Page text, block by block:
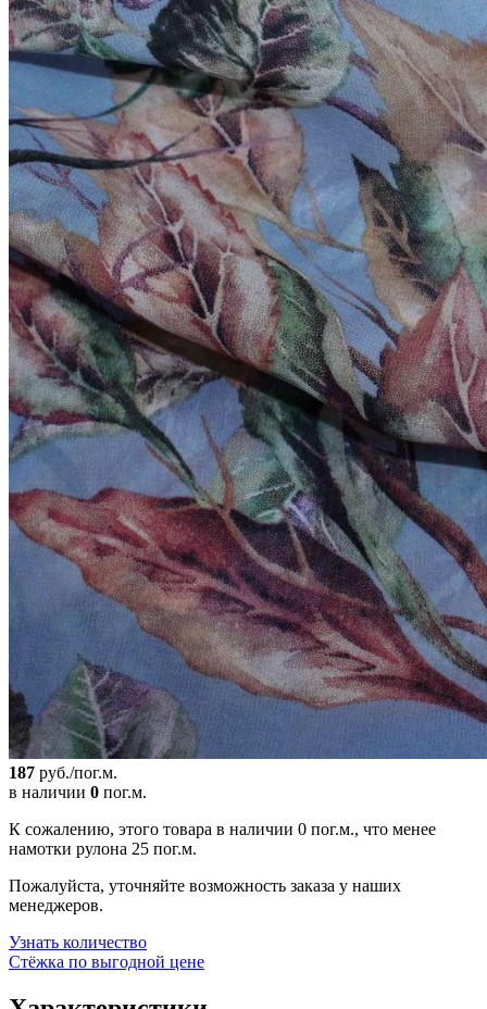
187 руб./пог.м.
в наличии 0 пог.м.
К сожалению, этого товара в наличии 0 пог.м., что менее
намотки рулона 25 пог.м.
Пожалуйста, уточняйте возможность заказа у наших
менеджеров.
Узнать количество
Стёжка по выгодной цене